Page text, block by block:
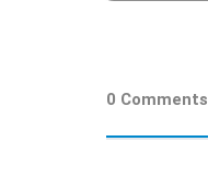
0 Comments